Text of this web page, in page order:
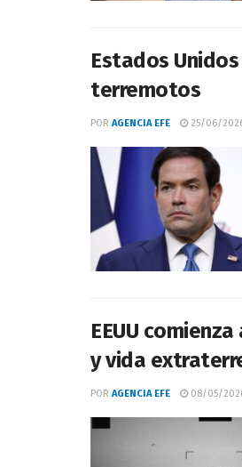
Estados
terremotos
POR AGENCIA EFE 25/06/
EEUU
y vida
POR AGENCIA EFE 08/05/